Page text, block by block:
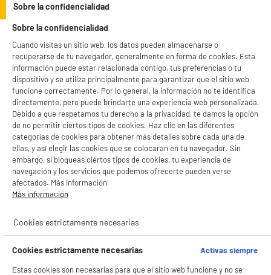
y Orejas Barbera BY-MGK
Sobre la confidencialidad
Sobre la confidencialidad
Cuando visitas un sitio web, los datos pueden almacenarse o
recuperarse de tu navegador, generalmente en forma de cookies. Esta
información puede estar relacionada contigo, tus preferencias o tu
dispositivo y se utiliza principalmente para garantizar que el sitio web
funcione correctamente. Por lo general, la información no te identifica
directamente, pero puede brindarte una experiencia web personalizada.
Debido a que respetamos tu derecho a la privacidad, te damos la opción
de no permitir ciertos tipos de cookies. Haz clic en las diferentes
categorías de cookies para obtener más detalles sobre cada una de
ellas, y así elegir las cookies que se colocarán en tu navegador. Sin
embargo, si bloqueas ciertos tipos de cookies, tu experiencia de
navegación y los servicios que podemos ofrecerte pueden verse
afectados. Más información
Más información
Cookies estrictamente necesarias
Cookies estrictamente necesarias
Activas siempre
Estas cookies son necesarias para que el sitio web funcione y no se